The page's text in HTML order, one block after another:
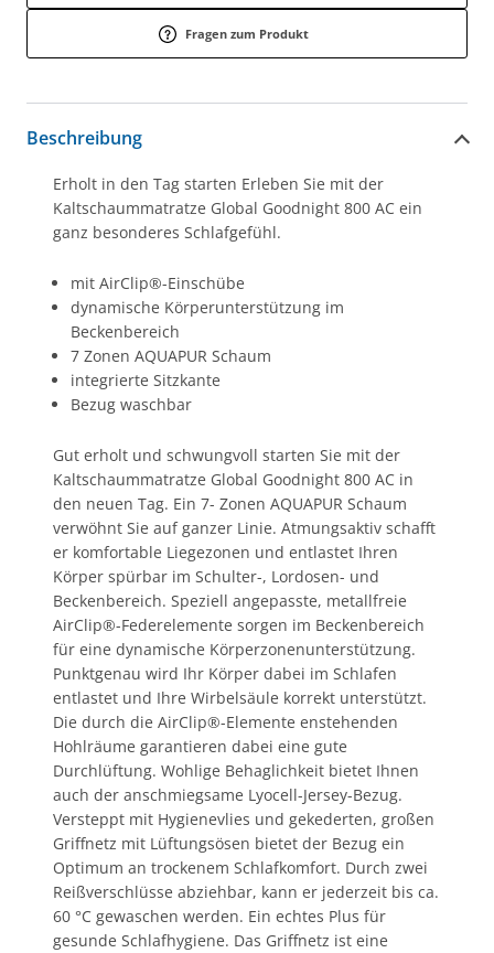
Fragen zum Produkt
Beschreibung
Erholt in den Tag starten Erleben Sie mit der
Kaltschaummatratze Global Goodnight 800 AC ein
ganz besonderes Schlafgefühl.
mit AirClip®-Einschübe
dynamische Körperunterstützung im
Beckenbereich
7 Zonen AQUAPUR Schaum
integrierte Sitzkante
Bezug waschbar
Gut erholt und schwungvoll starten Sie mit der
Kaltschaummatratze Global Goodnight 800 AC in
den neuen Tag. Ein 7- Zonen AQUAPUR Schaum
verwöhnt Sie auf ganzer Linie. Atmungsaktiv schafft
er komfortable Liegezonen und entlastet Ihren
Körper spürbar im Schulter-, Lordosen- und
Beckenbereich. Speziell angepasste, metallfreie
AirClip®-Federelemente sorgen im Beckenbereich
für eine dynamische Körperzonenunterstützung.
Punktgenau wird Ihr Körper dabei im Schlafen
entlastet und Ihre Wirbelsäule korrekt unterstützt.
Die durch die AirClip®-Elemente enstehenden
Hohlräume garantieren dabei eine gute
Durchlüftung. Wohlige Behaglichkeit bietet Ihnen
auch der anschmiegsame Lyocell-Jersey-Bezug.
Versteppt mit Hygienevlies und gekederten, großen
Griffnetz mit Lüftungsösen bietet der Bezug ein
Optimum an trockenem Schlafkomfort. Durch zwei
Reißverschlüsse abziehbar, kann er jederzeit bis ca.
60 °C gewaschen werden. Ein echtes Plus für
gesunde Schlafhygiene. Das Griffnetz ist eine